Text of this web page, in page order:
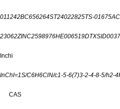
011242BC656264ST24022825TS-01675
23062ZINC2598976HE006519
Inchi
InChI=1S/C6H6ClN/c1-5-6(7)3-2-4-8-5/h2-
CAS